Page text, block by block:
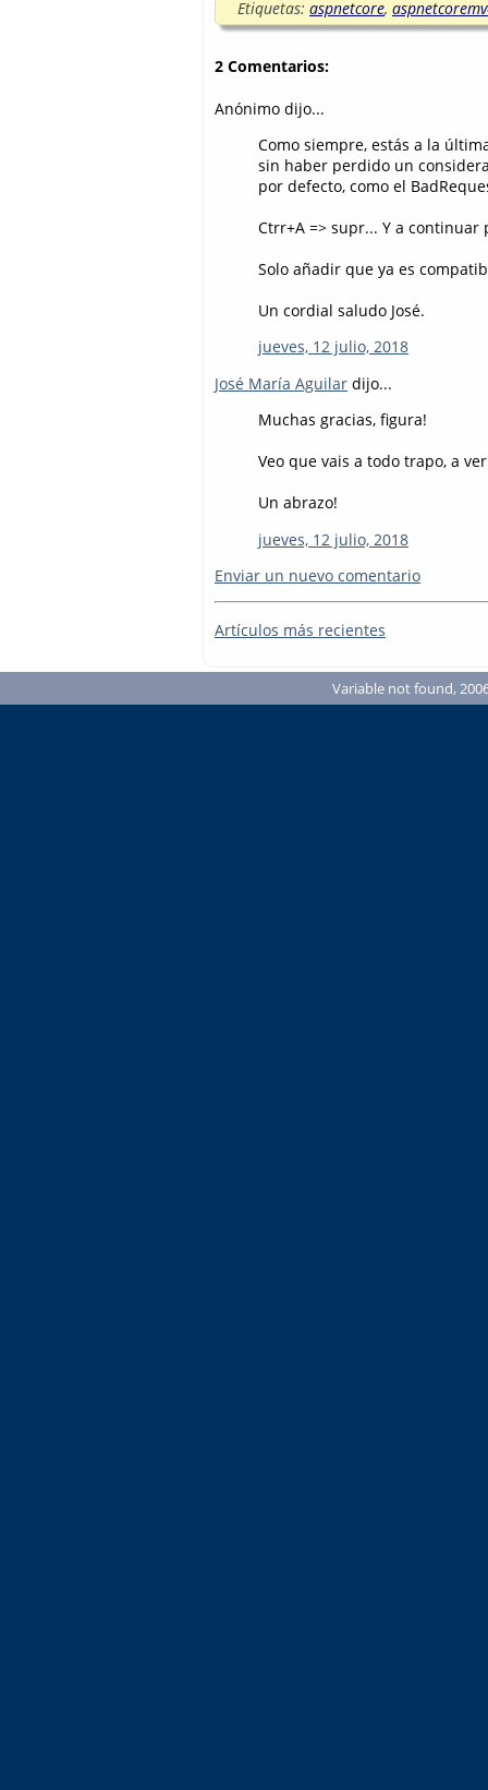
Etiquetas: aspnetcore,
2 Comentarios:
Anónimo dijo...
Como siempre, estás a la
sin haber perdido un
por defecto, como el
Ctrr+A => supr... Y a continuar
Solo añadir que ya es
Un cordial saludo José.
jueves, 12 julio, 2018
José María Aguilar dijo...
Muchas gracias, figura!
Veo que vais a todo trapo, a
Un abrazo!
jueves, 12 julio, 2018
Enviar un nuevo comentario
Artículos más recientes
Variable not found,